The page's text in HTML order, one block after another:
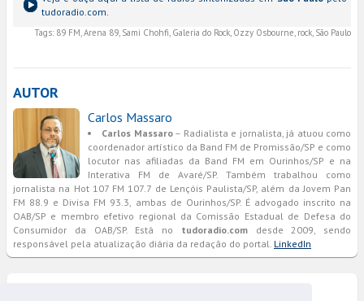
tudoradio.com.
Tags: 89 FM, Arena 89, Sami Chohfi, Galeria do Rock, Ozzy Osbourne, rock, São Paulo
AUTOR
Carlos Massaro
Carlos Massaro– Radialista e jornalista, já atuou como
coordenador artístico da Band FM de Promissão/SP e como
locutor nas afiliadas da Band FM em Ourinhos/SP e na
Interativa FM de Avaré/SP. Também trabalhou como
jornalista na Hot 107 FM 107.7 de Lençóis Paulista/SP, além da Jovem Pan
FM 88.9 e Divisa FM 93.3, ambas de Ourinhos/SP. É advogado inscrito na
OAB/SP e membro efetivo regional da Comissão Estadual de Defesa do
Consumidor da OAB/SP. Está no tudoradio.comdesde 2009, sendo
responsável pela atualização diária da redação do portal. LinkedIn